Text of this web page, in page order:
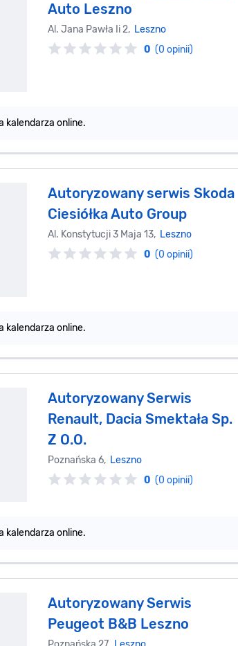
Auto Leszno
Al. Jana Pawła Ii 2, Leszno
0 (0 opinii)
kalendarza online.
Autoryzowany serwis Skoda
Ciesiółka Auto Group
Al. Konstytucji 3 Maja 13, Leszno
0 (0 opinii)
kalendarza online.
Autoryzowany Serwis
Renault, Dacia Smektała Sp.
Z O.O.
Poznańska 6, Leszno
0 (0 opinii)
kalendarza online.
Autoryzowany Serwis
Peugeot B&B Leszno